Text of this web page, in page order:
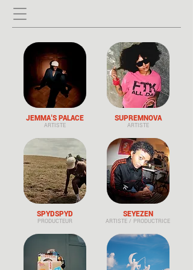
JEMMA'S PALACE
ARTISTE
SPYDSPYD
PRODUCTEUR
SUPREMNOVA
ARTISTE
SEYEZEN
ARTISTE / PRODUCTRICE